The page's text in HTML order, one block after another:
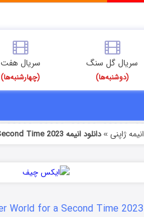
سریال گل سنگ
(دوشنبه‌ها)
سریال هفت
(چهارشنبه‌ها)
انیمه ژاپنی »دانلود انیمه Summoned to Another World for a Second Time 2023